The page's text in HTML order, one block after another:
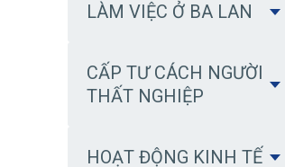
LÀM VIỆC Ở BA LAN
CẤP TƯ CÁCH NGƯỜI
THẤT NGHIỆP
HOẠT ĐỘNG KINH TẾ